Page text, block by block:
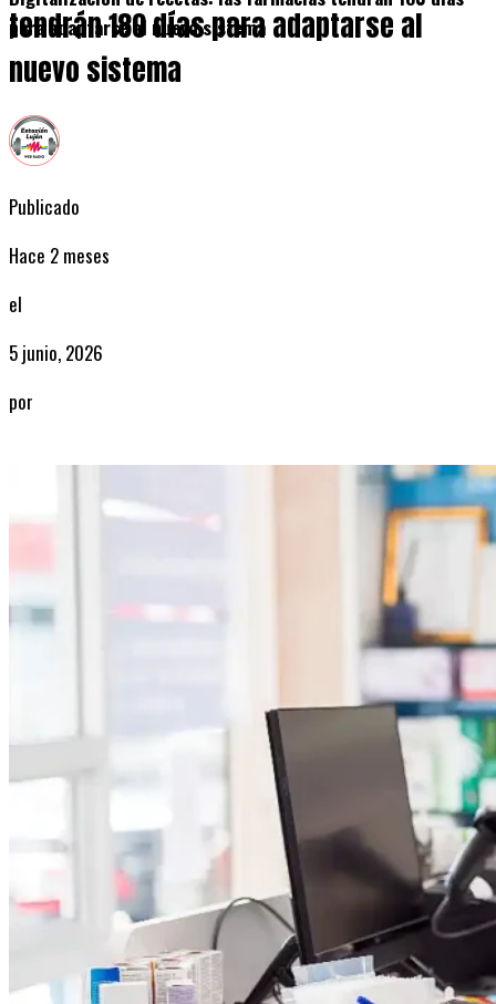
para adaptarse al nuevo sistema
tendrán 180 días para adaptarse al
nuevo sistema
Publicado
Hace 2 meses
el
5 junio, 2026
por